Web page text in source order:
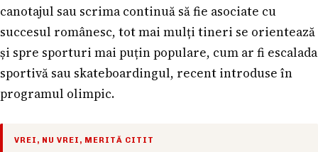
canotajul sau scrima continuă să fie asociate cu
succesul românesc, tot mai mulți tineri se orientează
și spre sporturi mai puțin populare, cum ar fi escalada
sportivă sau skateboardingul, recent introduse în
programul olimpic.
VREI, NU VREI, MERITĂ CITIT